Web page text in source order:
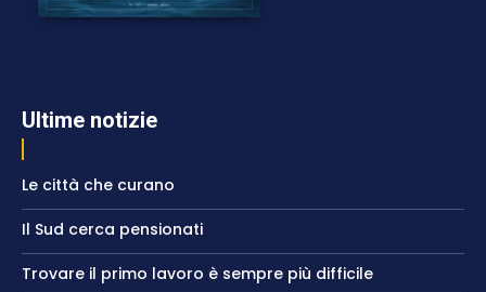
Ultime notizie
Le città che curano
Il Sud cerca pensionati
Trovare il primo lavoro è sempre più difficile